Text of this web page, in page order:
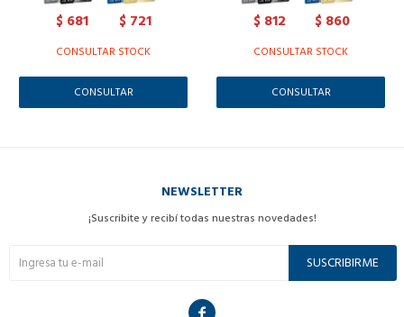
$ 681 $ 721
CONSULTAR STOCK
CONSULTAR
$ 812 $ 860
CONSULTAR STOCK
CONSULTAR
NEWSLETTER
¡Suscribite y recibí todas nuestras novedades!
SUSCRIBIRME
